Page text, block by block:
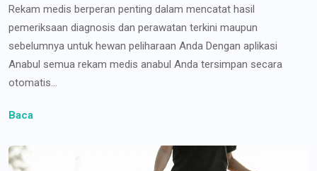
Rekam medis berperan penting dalam mencatat hasil
pemeriksaan diagnosis dan perawatan terkini maupun
sebelumnya untuk hewan peliharaan Anda Dengan aplikasi
Anabul semua rekam medis anabul Anda tersimpan secara
otomatis...
Baca